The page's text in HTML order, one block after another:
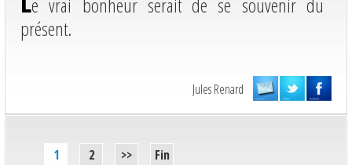
e vrai bonheur serait de se souvenir du
présent.
Jules Renard
1 2 >> Fin